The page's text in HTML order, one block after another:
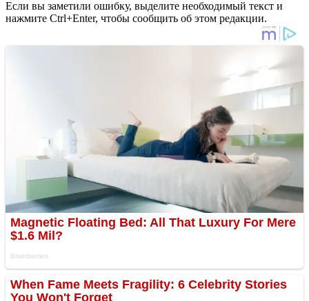
Если вы заметили ошибку, выделите необходимый текст и
нажмите Ctrl+Enter, чтобы сообщить об этом редакции.